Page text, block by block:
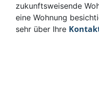
zukunftsweisende
eine Wohnung
sehr über Ihre